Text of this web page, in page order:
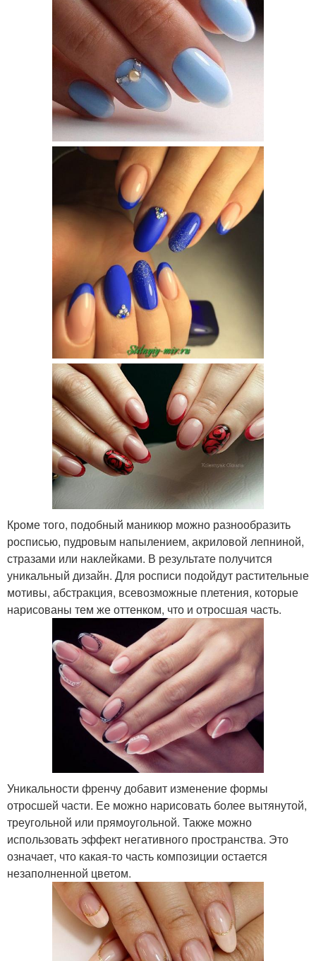
Кроме того, подобный маникюр можно разнообразить
росписью, пудровым напылением, акриловой лепниной,
стразами или наклейками. В результате получится
уникальный дизайн. Для росписи подойдут растительные
мотивы, абстракция, всевозможные плетения, которые
нарисованы тем же оттенком, что и отросшая часть.
Уникальности френчу добавит изменение формы
отросшей части. Ее можно нарисовать более вытянутой,
треугольной или прямоугольной. Также можно
использовать эффект негативного пространства. Это
означает, что какая-то часть композиции остается
незаполненной цветом.